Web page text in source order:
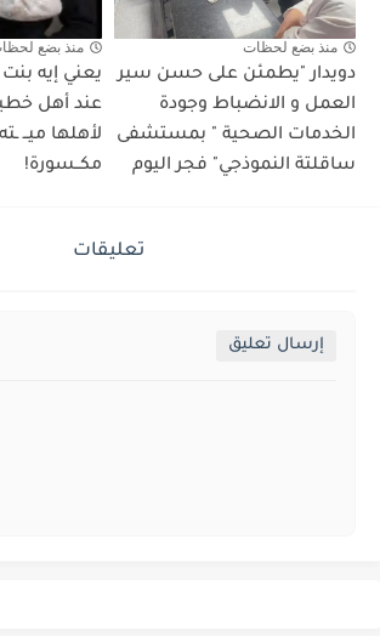
منذ بضع لحظات
دويدار "يطمئن على حسن سير
العمل و الانضباط وجودة
الخدمات الصحية " بمستشفى
ساقلتة النموذجي" فجر اليوم
منذ بضع
يعني إيه
عند أهل
لأهلها ميــ
مكــسورة!
تعليقات
إرسال تعليق